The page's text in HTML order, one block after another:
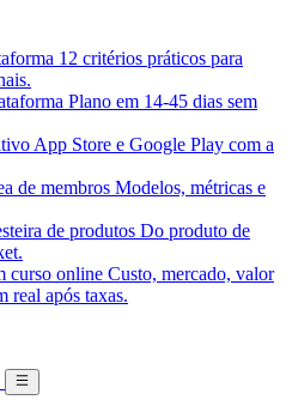
12 critérios práticos para
Plano em 14-45 dias sem
App Store e Google Play com a
de membros Modelos, métricas e
de produtos Do produto de
curso online Custo, mercado, valor
real após taxas.